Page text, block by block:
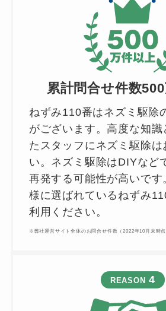
累計問合せ件数
ねずみ110番はネズミ駆除
がございます。高度な知識
たスタッフにネズミ駆除は
い。ネズミ駆除はDIYなど
再発する可能性が高いです
様に選ばれているねずみ
利用ください。
※弊社運営サイト全体のお問合せ件数（2022年10月末時点
REASON 4